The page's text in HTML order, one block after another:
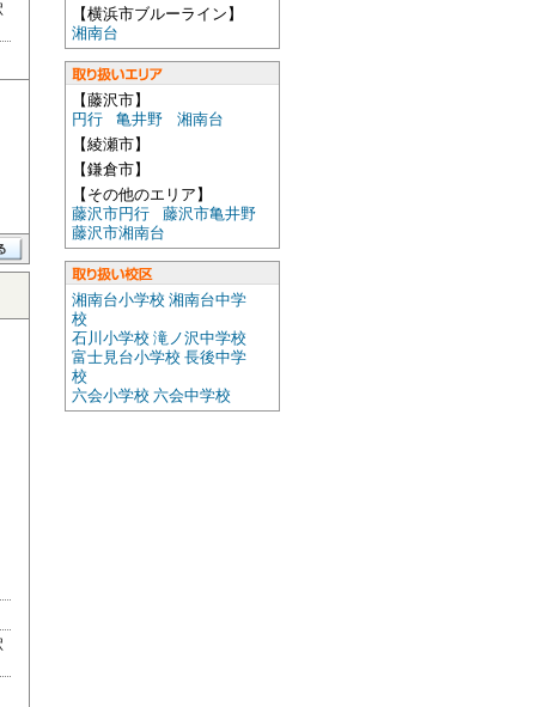
【横浜市ブルーライン】
湘南台
【藤沢市】
円行
亀井野
湘南台
【綾瀬市】
【鎌倉市】
【その他のエリア】
藤沢市円行
藤沢市亀井野
藤沢市湘南台
湘南台小学校 湘南台中学
校
石川小学校 滝ノ沢中学校
富士見台小学校 長後中学
校
六会小学校 六会中学校